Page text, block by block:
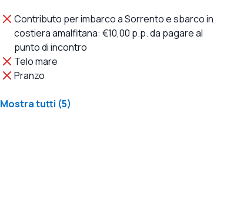
Contributo per imbarco a Sorrento e sbarco in
costiera amalfitana: €10,00 p.p. da pagare al
punto di incontro
Telo mare
Pranzo
Mostra tutti (5)